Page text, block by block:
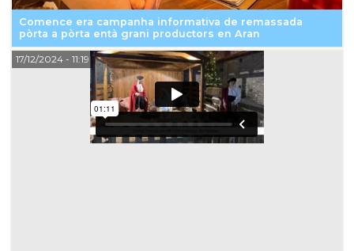
Comence era campanha informativa de remassada
pòrta a pòrta entà grani productors en Aran
17/12/2024- 11:19